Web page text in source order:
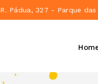
R. Pádua, 327 - Parque